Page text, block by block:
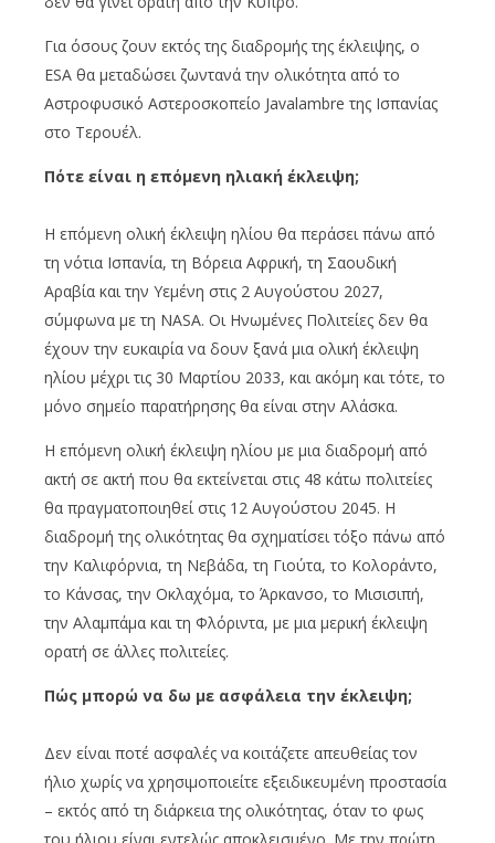
Για όσους ζουν εκτός της διαδρομής της έκλειψης, ο
ESA θα μεταδώσει ζωντανά την ολικότητα από το
Αστροφυσικό Αστεροσκοπείο Javalambre της Ισπανίας
στο Τερουέλ.
Πότε είναι η επόμενη ηλιακή έκλειψη;
Η επόμενη ολική έκλειψη ηλίου θα περάσει πάνω από
τη νότια Ισπανία, τη Βόρεια Αφρική, τη Σαουδική
Αραβία και την Υεμένη στις 2 Αυγούστου 2027,
σύμφωνα με τη NASA. Οι Ηνωμένες Πολιτείες δεν θα
έχουν την ευκαιρία να δουν ξανά μια ολική έκλειψη
ηλίου μέχρι τις 30 Μαρτίου 2033, και ακόμη και τότε, το
μόνο σημείο παρατήρησης θα είναι στην Αλάσκα.
Η επόμενη ολική έκλειψη ηλίου με μια διαδρομή από
ακτή σε ακτή που θα εκτείνεται στις 48 κάτω πολιτείες
θα πραγματοποιηθεί στις 12 Αυγούστου 2045. Η
διαδρομή της ολικότητας θα σχηματίσει τόξο πάνω από
την Καλιφόρνια, τη Νεβάδα, τη Γιούτα, το Κολοράντο,
το Κάνσας, την Οκλαχόμα, το Άρκανσο, το Μισισιπή,
την Αλαμπάμα και τη Φλόριντα, με μια μερική έκλειψη
ορατή σε άλλες πολιτείες.
Πώς μπορώ να δω με ασφάλεια την έκλειψη;
Δεν είναι ποτέ ασφαλές να κοιτάζετε απευθείας τον
ήλιο χωρίς να χρησιμοποιείτε εξειδικευμένη προστασία
– εκτός από τη διάρκεια της ολικότητας, όταν το φως